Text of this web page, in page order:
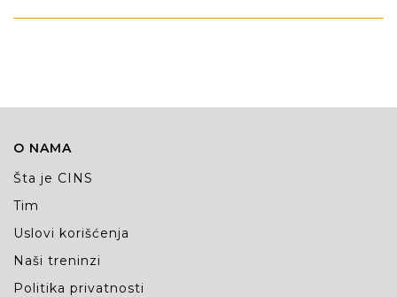
O NAMA
Šta je CINS
Tim
Uslovi korišćenja
Naši treninzi
Politika privatnosti